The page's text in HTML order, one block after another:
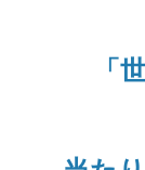
「